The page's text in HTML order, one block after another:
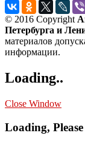
© 2016 Copyright
Петербурга и
материалов
информации.
Loading..
Close Window
Loading,